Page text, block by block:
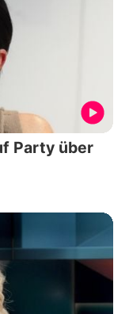
Party über